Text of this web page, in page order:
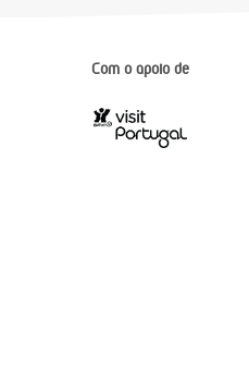
Com o apoio de